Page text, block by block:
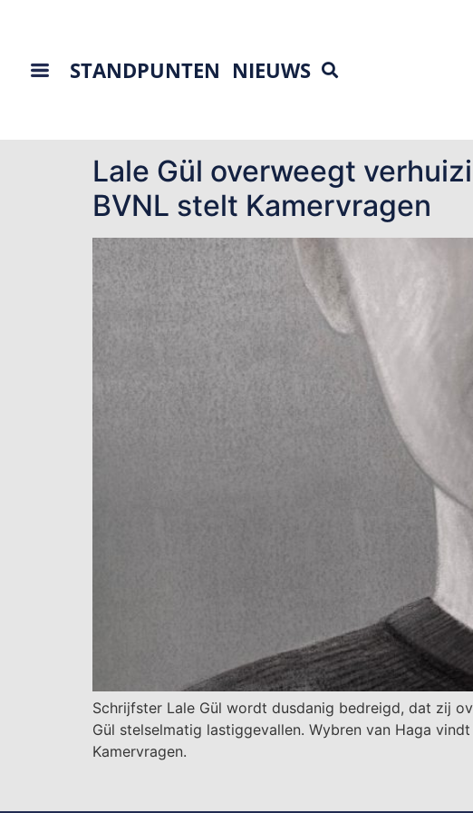
STANDPUNTEN NIEUWS
Lale Gül overweegt
BVNL stelt Kamervragen
Schrijfster Lale Gül wordt dusdanig bedreigd, dat zij
Gül stelselmatig lastiggevallen. Wybren van Haga
Kamervragen.